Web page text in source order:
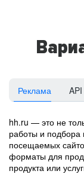
Реклама
hh.ru — это не
работы и подбора
посещаемых
форматы для
продукта или